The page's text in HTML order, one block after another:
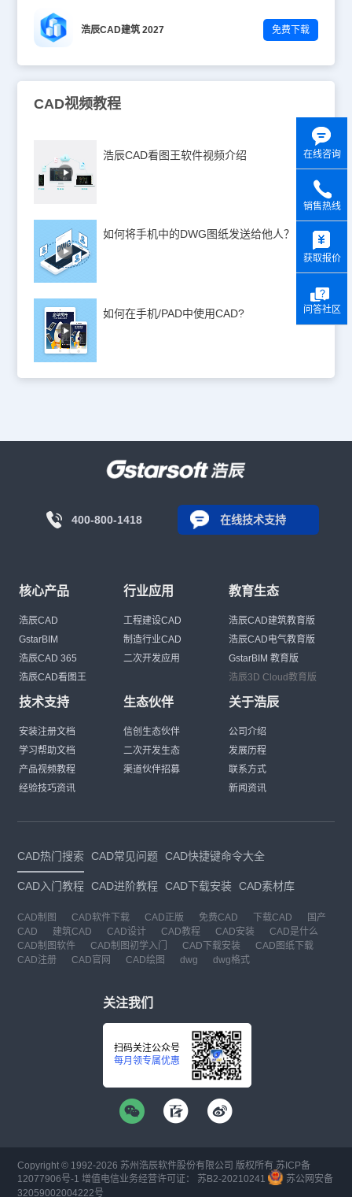
浩辰CAD建筑 2027 免费下载
CAD视频教程
浩辰CAD看图王软件视频介绍
如何将手机中的DWG图纸发送给他人？
如何在手机/PAD中使用CAD?
400-800-1418 在线技术支持
核心产品
浩辰CAD
GstarBIM
浩辰CAD 365
浩辰CAD看图王
行业应用
工程建设CAD
制造行业CAD
二次开发应用
教育生态
浩辰CAD建筑教育版
浩辰CAD电气教育版
GstarBIM 教育版
浩辰3D Cloud教育版
技术支持
安装注册文档
学习帮助文档
产品视频教程
经验技巧资讯
生态伙伴
信创生态伙伴
二次开发生态
渠道伙伴招募
关于浩辰
公司介绍
发展历程
联系方式
新闻资讯
CAD热门搜索 CAD常见问题 CAD快捷键命令大全
CAD入门教程 CAD进阶教程 CAD下载安装 CAD素材库
CAD制图 CAD软件下载 CAD正版 免费CAD 下载CAD
国产
CAD
建筑CAD CAD设计 CAD教程 CAD安装
CAD是什么
CAD制图软件
CAD制图初学入门 CAD下载安装
CAD图纸下载
CAD注册
CAD官网 CAD绘图 dwg dwg格式
关注我们
扫码关注公众号
每月领专属优惠
Copyright © 1992-2026 苏州浩辰软件股份有限公司 版权所有 苏ICP备
12077906号-1 增值电信业务经营许可证： 苏B2-20210241
苏公网安备
32059002004222号
在线咨询
销售热线
获取报价
问答社区